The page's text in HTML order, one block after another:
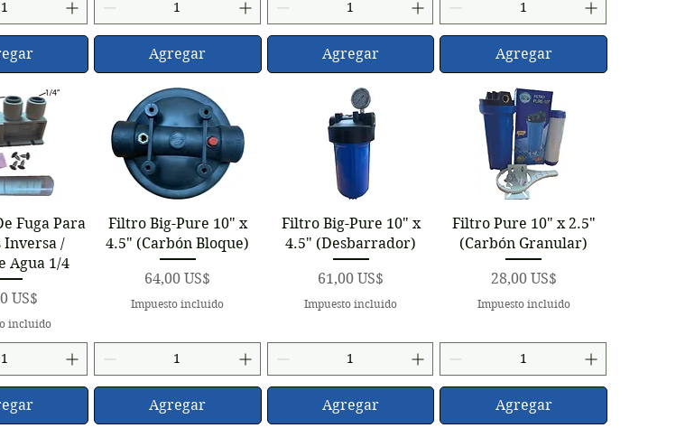
Agregar Agregar Agregar
Fuga Para
Inversa /
Agua 1/4
US$
incluido
Vista rápida
Filtro Big-Pure 10" x
4.5" (Carbón Bloque)
Precio
64,00 US$
Impuesto incluido
Agregar
Vista rápida
Filtro Big-Pure 10" x
4.5" (Desbarrador)
Precio
61,00 US$
Impuesto incluido
Agregar
Vista rápida
Filtro Pure 10" x 2.5"
(Carbón Granular)
Precio
28,00 US$
Impuesto incluido
Agregar